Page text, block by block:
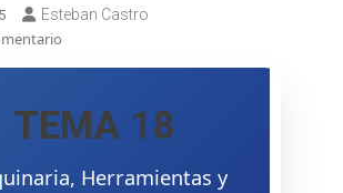
Esteban Castro
En
Tema
Maquinaria
TEMA 18
Herramientas y